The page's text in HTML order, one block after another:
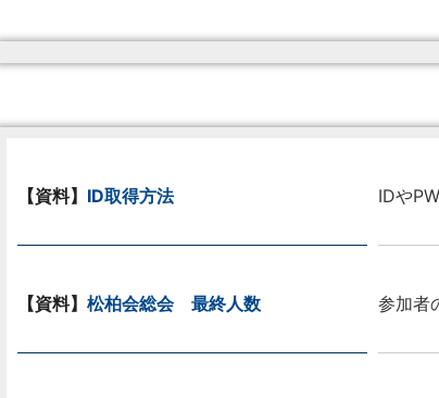
【資料】 ID取得方法 IDや
【資料】 松柏会総会 最終人数 参加者